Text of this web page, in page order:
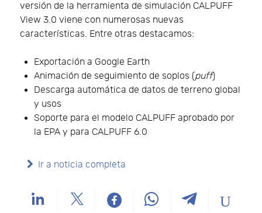
versión de la herramienta de simulación CALPUFF
View 3.0 viene con numerosas nuevas
características. Entre otras destacamos:
Exportación a Google Earth
Animación de seguimiento de soplos (puff)
Descarga automática de datos de terreno global
y usos
Soporte para el modelo CALPUFF aprobado por
la EPA y para CALPUFF 6.0
Ir a noticia completa